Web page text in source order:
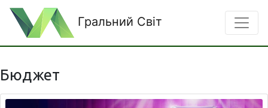
Гральний Світ
Бюджет